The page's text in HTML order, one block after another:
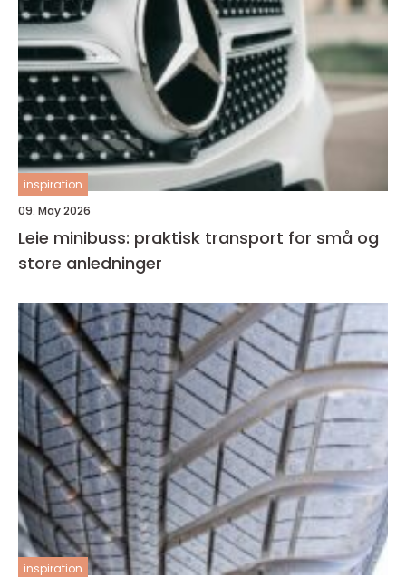
inspiration
09. May 2026
Leie minibuss: praktisk transport for små og
store anledninger
inspiration